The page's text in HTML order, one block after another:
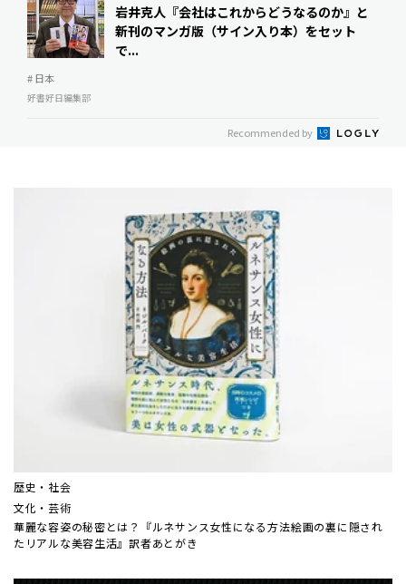
岩井克人『会社はこれからどうなるのか』と
新刊のマンガ版（サイン入り本）をセット
で...
# 日本
好書好日編集部
Recommended by
歴史・社会
文化・芸術
華麗な容姿の秘密とは？『ルネサンス女性になる方法――絵画の裏に隠され
たリアルな美容生活』訳者あとがき